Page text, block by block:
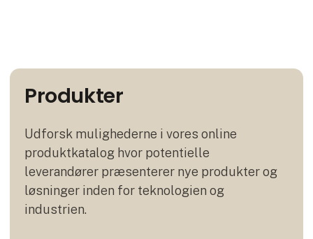
Produkter
Udforsk mulighederne i vores online
produktkatalog hvor potentielle
leverandører præsenterer nye produkter og
løsninger inden for teknologien og
industrien.